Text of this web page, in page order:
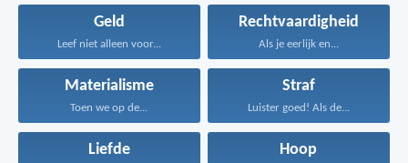
Geld
Leef niet alleen voor...
Rechtvaardigheid
Als je eerlijk en...
Materialisme
Toen we op de...
Straf
Luister goed! Als de...
Liefde Hoop